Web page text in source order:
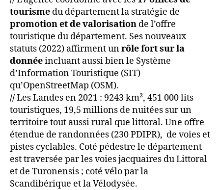
tourisme du département la stratégie de
promotion et de valorisation de l’offre
touristique du département. Ses nouveaux
statuts (2022) affirment unrôle fort sur la
donnéeincluant aussi bien le Système
d’Information Touristique (SIT)
qu’OpenStreetMap (OSM).
//Les Landes en 2021 : 9243 km², 451 000 lits
touristiques, 19,5 millions de nuitées sur un
territoire tout aussi rural que littoral. Une offre
étendue de randonnées (230 PDIPR), de voies et
pistes cyclables. Coté pédestre le département
est traversée par les voies jacquaires du Littoral
et de Turonensis ; coté vélo par la
Scandibérique et la Vélodysée.